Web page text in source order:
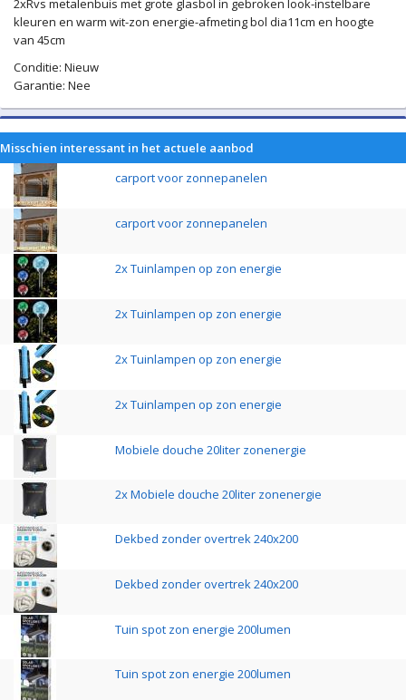
2xRvs metalenbuis met grote glasbol in gebroken look-instelbare
kleuren en warm wit-zon energie-afmeting bol dia11cm en hoogte
van 45cm
Conditie: Nieuw
Garantie: Nee
Misschien interessant in het actuele aanbod
carport voor zonnepanelen
carport voor zonnepanelen
2x Tuinlampen op zon energie
2x Tuinlampen op zon energie
2x Tuinlampen op zon energie
2x Tuinlampen op zon energie
Mobiele douche 20liter zonenergie
2x Mobiele douche 20liter zonenergie
Dekbed zonder overtrek 240x200
Dekbed zonder overtrek 240x200
Tuin spot zon energie 200lumen
Tuin spot zon energie 200lumen